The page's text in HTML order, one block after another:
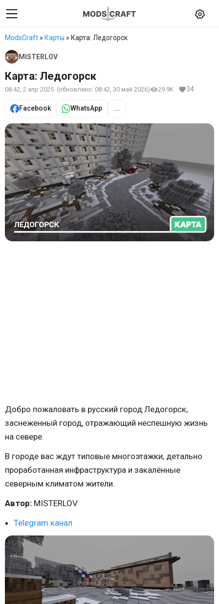
ModsCraft » Карты » Карта: Ледогорск
MISTERLOV
Карта: Ледогорск
08:42, 2 апр 2025 (обновлено: 08:42, 30 май 2026) 29.9K 34
Facebook WhatsApp ...
Добро пожаловать в русский город Ледогорск,
заснеженный город, отражающий неспешную жизнь
на севере.
В городе вас ждут типовые многоэтажки, детально
проработанная инфраструктура и закалённые
северным климатом жители.
Автор: MISTERLOV
Telegram канал